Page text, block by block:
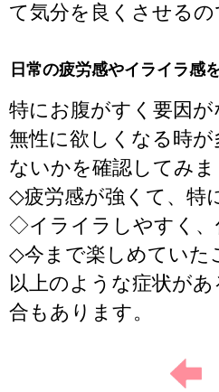
て気分を良くさせる
日常の疲労感やイライラ感
特にお腹がすく要因
無性に欲しくなる時
ないかを確認してみ
◇疲労感が強くて、特
◇イライラしやすく、
◇今まで楽しめていた
以上のような症状が
合もあります。